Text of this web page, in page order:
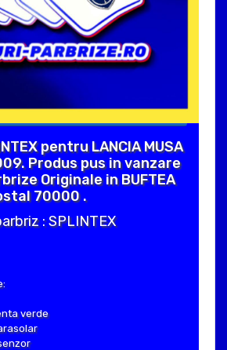
pentru LANCIA MUSA
Produs pus in vanzare
Originale in BUFTEA
70000 .
: SPLINTEX
verde